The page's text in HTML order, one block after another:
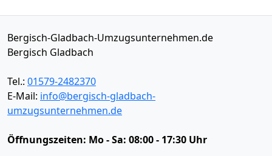
Bergisch-Gladbach-Umzugsunternehmen.de
Bergisch Gladbach
Tel.: 01579-2482370
E-Mail: info@bergisch-gladbach-
umzugsunternehmen.de
Öffnungszeiten: Mo - Sa: 08:00 - 17:30 Uhr